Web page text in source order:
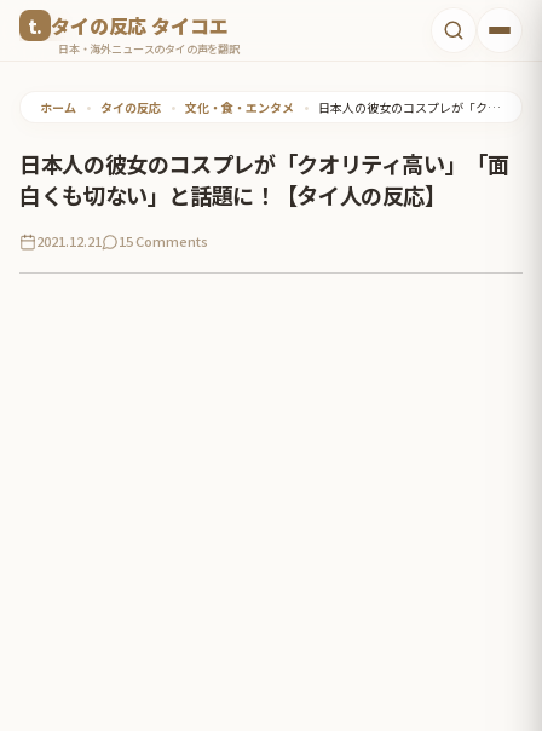
タイの反応 タイコエ
日本・海外ニュースのタイの声を翻訳
ホーム • タイの反応 • 文化・食・エンタメ • 日本人の彼女のコスプレが「クオリティ高い」「面白くも切ない」と話題に！【タイ人の反応】
日本人の彼女のコスプレが「クオリティ高い」「面
白くも切ない」と話題に！【タイ人の反応】
2021.12.21 15 Comments